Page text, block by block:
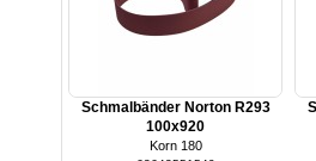
Schmalbänder Norton R293
100x920
Korn 180